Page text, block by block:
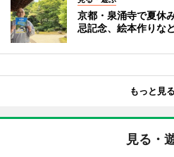
京都・泉涌寺で夏
忌記念、絵本作りな
もっと見る
見る・